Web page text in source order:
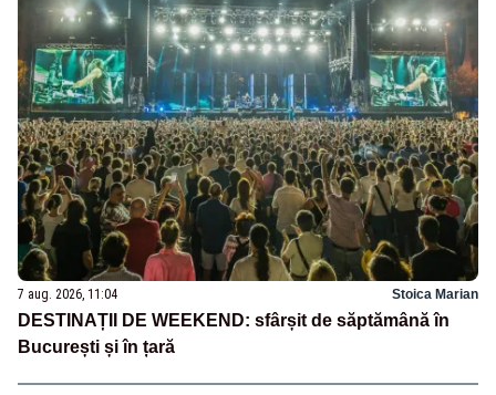
7 aug. 2026, 11:04 Stoica Marian
DESTINAȚII DE WEEKEND: sfârșit de săptămână în
București și în țară